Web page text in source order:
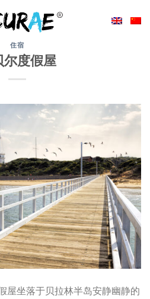
住宿
尔度假屋
屋坐落于贝拉林半岛安静幽静的